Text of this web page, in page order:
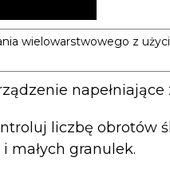
wielowarstwowego z
napełniające
liczbę
małych granulek.